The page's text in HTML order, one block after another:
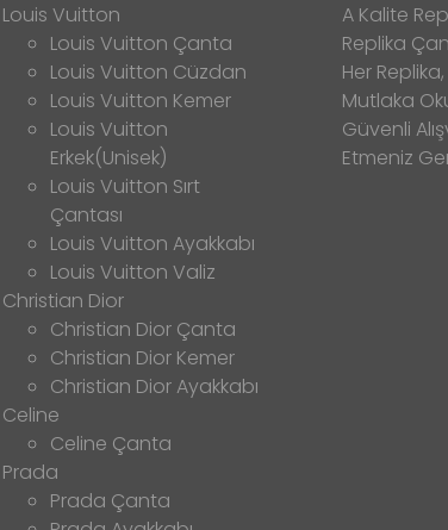
Louis Vuitton
Louis Vuitton Çanta
Louis Vuitton Cüzdan
Louis Vuitton Kemer
Louis Vuitton
Erkek(Unisek)
Louis Vuitton Sırt
Çantası
Louis Vuitton Ayakkabı
Louis Vuitton Valiz
Christian Dior
Christian Dior Çanta
Christian Dior Kemer
Christian Dior Ayakkabı
Celine
Celine Çanta
Prada
Prada Çanta
A Kalite
Replika
Her
Mutlaka
Güvenli
Etmeniz